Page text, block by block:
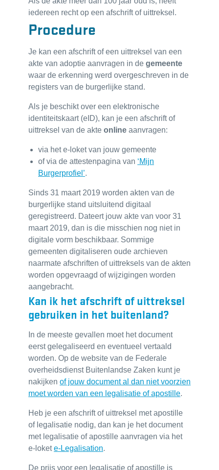
iedereen recht op een afschrift of uittreksel.
Procedure
Je kan een afschrift of een uittreksel van een
akte van adoptie aanvragen in de gemeente
waar de erkenning werd overgeschreven in de
registers van de burgerlijke stand.
Als je beschikt over een elektronische
identiteitskaart (eID), kan je een afschrift of
uittreksel van de akte online aanvragen:
via het e-loket van jouw gemeente
of via de attestenpagina van ‘Mijn
Burgerprofiel’.
Sinds 31 maart 2019 worden akten van de
burgerlijke stand uitsluitend digitaal
geregistreerd. Dateert jouw akte van voor 31
maart 2019, dan is die misschien nog niet in
digitale vorm beschikbaar. Sommige
gemeenten digitaliseren oude archieven
naarmate afschriften of uittreksels van de akten
worden opgevraagd of wijzigingen worden
aangebracht.
Kan ik het afschrift of uittreksel
gebruiken in het buitenland?
In de meeste gevallen moet het document
eerst gelegaliseerd en eventueel vertaald
worden. Op de website van de Federale
overheidsdienst Buitenlandse Zaken kunt je
nakijken of jouw document al dan niet voorzien
moet worden van een legalisatie of apostille.
Heb je een afschrift of uittreksel met apostille
of legalisatie nodig, dan kan je het document
met legalisatie of apostille aanvragen via het
e-lokete-Legalisation.
De prijs voor een legalisatie of apostille is